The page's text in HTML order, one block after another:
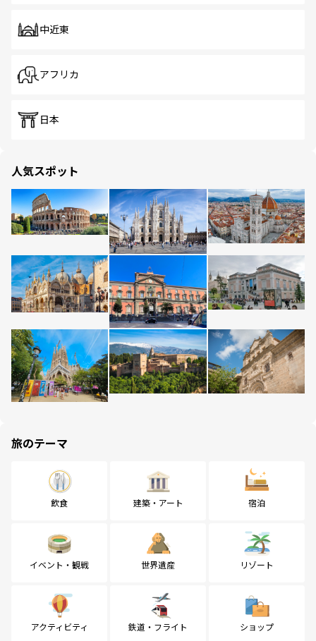
中近東
アフリカ
日本
人気スポット
旅のテーマ
飲食 建築・アート 宿泊
イベント・観戦 世界遺産 リゾート
アクティビティ 鉄道・フライト ショップ